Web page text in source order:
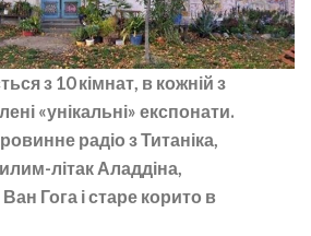
з 10 кімнат, в кожній з
«унікальні» експонати.
радіо з Титаніка,
літак Аладдіна,
Гога і старе корито в